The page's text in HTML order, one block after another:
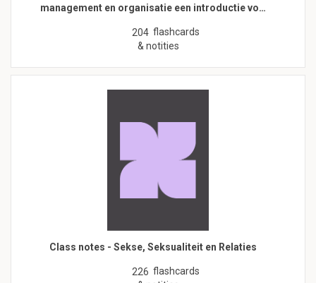
management en organisatie een introductie vo…
204 flashcards
& notities
Class notes - Sekse, Seksualiteit en Relaties
226 flashcards